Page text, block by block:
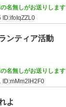
名無しがお送りします
ID:ifoIqZZL0
ンティア活動
名無しがお送りします
ID:mMm2lH2F0
よ